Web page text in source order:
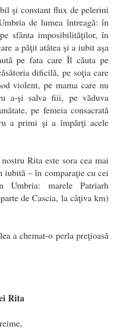
constant flux de pelerini
de lumea întreagă: în
sfânta imposibilităţilor, în
a păţit atâtea şi a iubit aşa
pe fata care Îl căuta pe
dificilă, pe soţia care
violent, pe mama care nu
a-şi salva fiii, pe văduva
pe femeia consacrată
a primi şi a împărţi acele
Rita este sora cea mai
iubită – în comparaţie cu cei
Umbria: marele Patriarh
de Cascia, la câţiva km)
chemat-o perla preţioasă
Rita